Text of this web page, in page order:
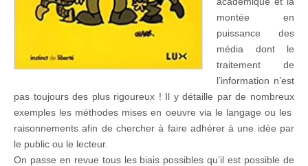
montée en
puissance des
média dont le
traitement de
l’information n’est
pas toujours des plus rigoureux ! Il y détaille par de nombreux
exemples les méthodes mises en oeuvre via le langage ou les
raisonnements afin de chercher à faire adhérer à une idée par
le public ou le lecteur.
On passe en revue tous les biais possibles qu’il est possible de